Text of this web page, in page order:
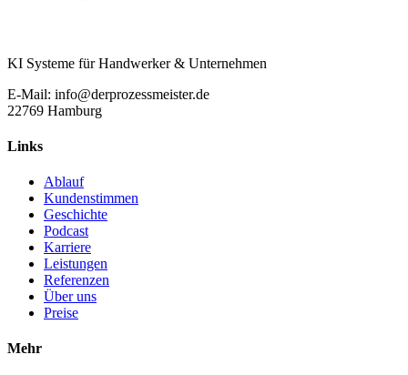
KI Systeme für Handwerker & Unternehmen
E-Mail: info@derprozessmeister.de
22769 Hamburg
Links
Ablauf
Kundenstimmen
Geschichte
Podcast
Karriere
Leistungen
Referenzen
Über uns
Preise
Mehr